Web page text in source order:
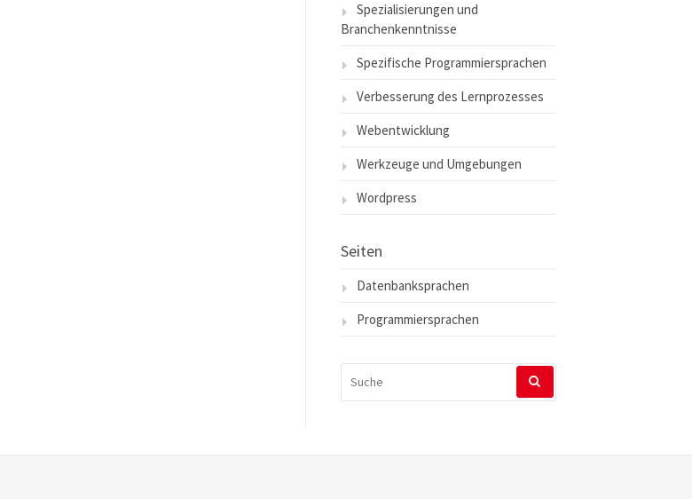
Spezialisierungen und
Branchenkenntnisse
Spezifische Programmiersprachen
Verbesserung des Lernprozesses
Webentwicklung
Werkzeuge und Umgebungen
Wordpress
Seiten
Datenbanksprachen
Programmiersprachen
NACH: